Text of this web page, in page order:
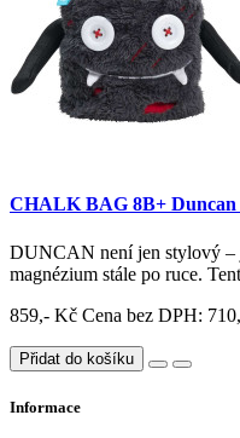
CHALK BAG 8B+ Duncan
DUNCAN není jen stylový –
magnézium stále po ruce.
859,- Kč Cena bez DPH:
Přidat do košíku
Informace